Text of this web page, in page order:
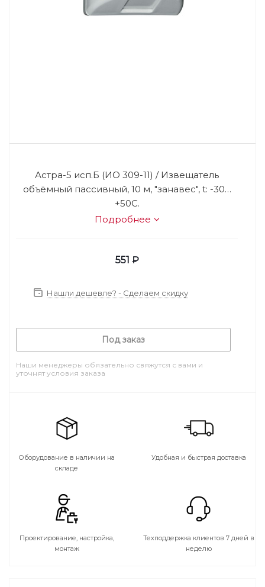
Астра-5 исп.Б (ИО 309-11) / Извещатель
объёмный пассивный, 10 м, "занавес", t: -30…
+50С.
Подробнее
551 ₽
Нашли дешевле? - Сделаем скидку
Под заказ
Наши менеджеры обязательно свяжутся с вами и
уточнят условия заказа
Оборудование в наличии на
складе
Удобная и быстрая доставка
Проектирование, настройка,
монтаж
Техподдержка клиентов 7 дней в
неделю